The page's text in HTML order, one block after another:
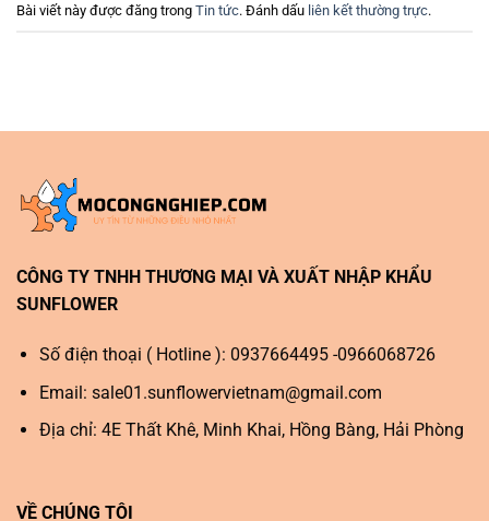
Bài viết này được đăng trong Tin tức. Đánh dấu liên kết thường trực.
CÔNG TY TNHH THƯƠNG MẠI VÀ XUẤT NHẬP KHẨU
SUNFLOWER
Số điện thoại ( Hotline ): 0937664495 -0966068726
Email: sale01.sunflowervietnam@gmail.com
Địa chỉ: 4E Thất Khê, Minh Khai, Hồng Bàng, Hải Phòng
VỀ CHÚNG TÔI